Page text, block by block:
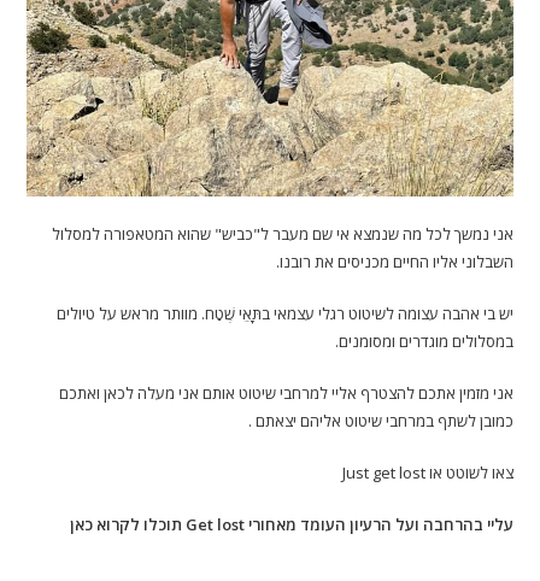
אני נמשך לכל מה שנמצא אי שם מעבר ל"כביש" שהוא המטאפורה למסלול
השבלוני אליו החיים מכניסים את רובנו.
יש בי אהבה עצומה לשיטוט רגלי עצמאי בתָּאֵי שֶׁטַח. מוותר מראש על טיולים
במסלולים מוגדרים ומסומנים.
אני מזמין אתכם להצטרף אליי למרחבי שיטוט אותם אני מעלה לכאן ואתכם
כמובן לשתף במרחבי שיטוט אליהם יצאתם .
צאו לשוטט או Just get lost
עליי בהרחבה ועל הרעיון העומד מאחורי Get lost תוכלו לקרוא כאן